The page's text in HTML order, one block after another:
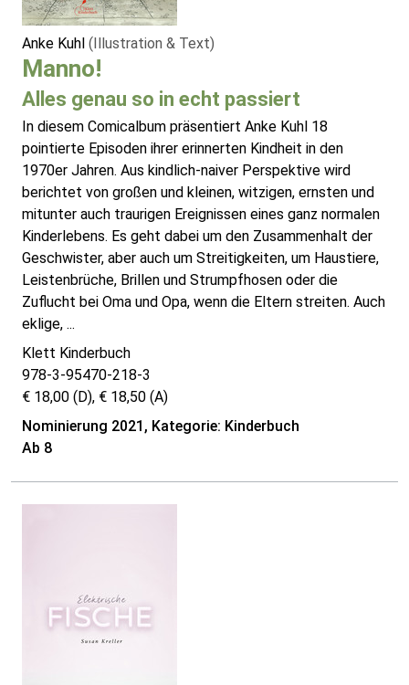
Anke Kuhl (Illustration & Text)
Manno!
Alles genau so in echt passiert
In diesem Comicalbum präsentiert Anke Kuhl 18
pointierte Episoden ihrer erinnerten Kindheit in den
1970er Jahren. Aus kindlich-naiver Perspektive wird
berichtet von großen und kleinen, witzigen, ernsten und
mitunter auch traurigen Ereignissen eines ganz normalen
Kinderlebens. Es geht dabei um den Zusammenhalt der
Geschwister, aber auch um Streitigkeiten, um Haustiere,
Leistenbrüche, Brillen und Strumpfhosen oder die
Zuflucht bei Oma und Opa, wenn die Eltern streiten. Auch
eklige, ...
Klett Kinderbuch
978-3-95470-218-3
€ 18,00 (D), € 18,50 (A)
Nominierung 2021, Kategorie: Kinderbuch
Ab 8